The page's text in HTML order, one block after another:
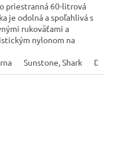
Black
priestranná 60-litrová
je odolná a spoľahlivá s
rukoväťami a
nylonom na
popruhy vám...
Sunstone, Shark Dark